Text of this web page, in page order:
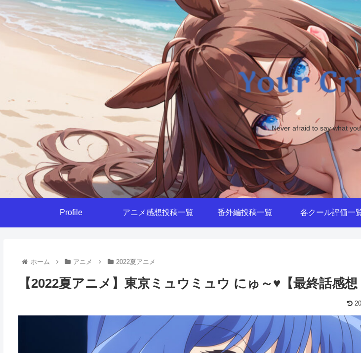
Never afraid to say what
Profile アニメ感想投稿一覧 番外編投稿一覧 各クール評価一
ホーム アニメ 2022夏アニメ
【2022夏アニメ】東京ミュウミュウ にゅ～♥【最終話感想